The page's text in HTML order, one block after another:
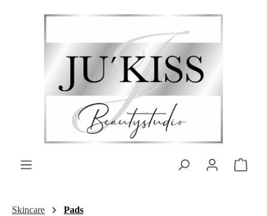
Zum Hauptinhalt springen
Skincare Pads